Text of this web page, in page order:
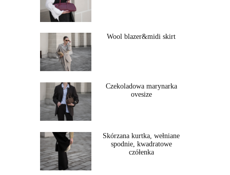
Wool blazer&midi skirt
Czekoladowa marynarka
ovesize
Skórzana kurtka, wełniane
spodnie, kwadratowe
czółenka